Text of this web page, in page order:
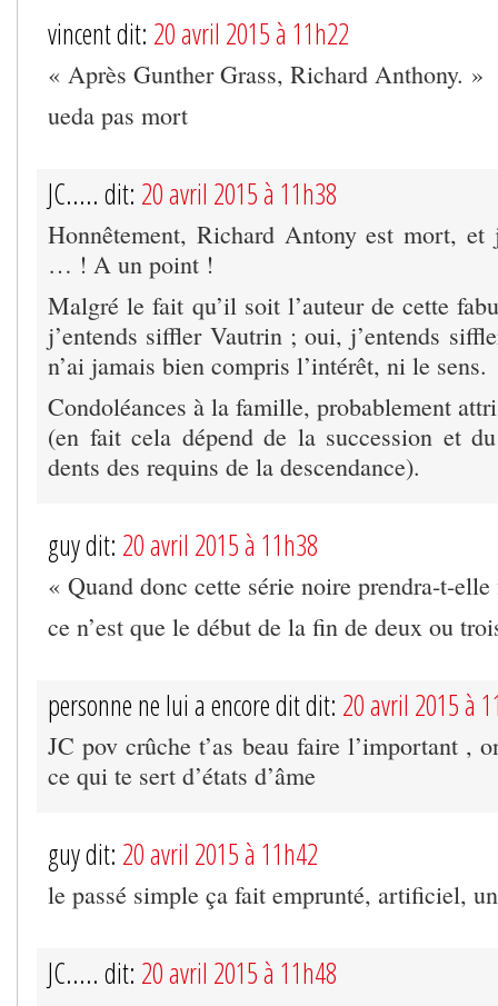
vincent dit: 20 avril 2015 à 11h22
« Après Gunther Grass, Richard Anthony. »
ueda pas mort
JC..... dit: 20 avril 2015 à 11h38
Honnêtement, Richard Antony est mort, et
… ! A un point !
Malgré le fait qu’il soit l’auteur de cette
j’entends siffler Vautrin ; oui, j’entends
n’ai jamais bien compris l’intérêt, ni le sens.
Condoléances à la famille, probablement
(en fait cela dépend de la succession et
dents des requins de la descendance).
guy dit: 20 avril 2015 à 11h38
« Quand donc cette série noire prendra-t-
ce n’est que le début de la fin de deux ou
personne ne lui a encore dit dit: 20 avril 2015 à
JC pov crûche t’as beau faire l’important ,
ce qui te sert d’états d’âme
guy dit: 20 avril 2015 à 11h42
le passé simple ça fait emprunté, artificiel,
JC..... dit: 20 avril 2015 à 11h48